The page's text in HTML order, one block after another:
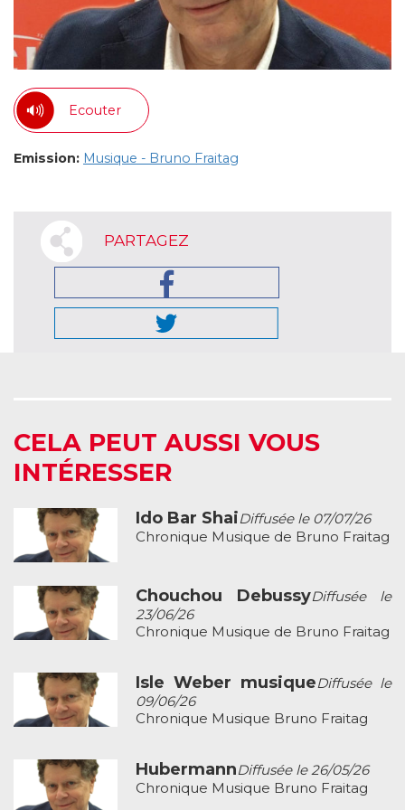
Ecouter
Emission: Musique - Bruno Fraitag
PARTAGEZ
CELA PEUT AUSSI VOUS
INTÉRESSER
Ido Bar ShaiDiffusée le 07/07/26
Chronique Musique de Bruno Fraitag
Chouchou DebussyDiffusée le
23/06/26
Chronique Musique de Bruno Fraitag
Isle Weber musiqueDiffusée le
09/06/26
Chronique Musique Bruno Fraitag
HubermannDiffusée le 26/05/26
Chronique Musique Bruno Fraitag